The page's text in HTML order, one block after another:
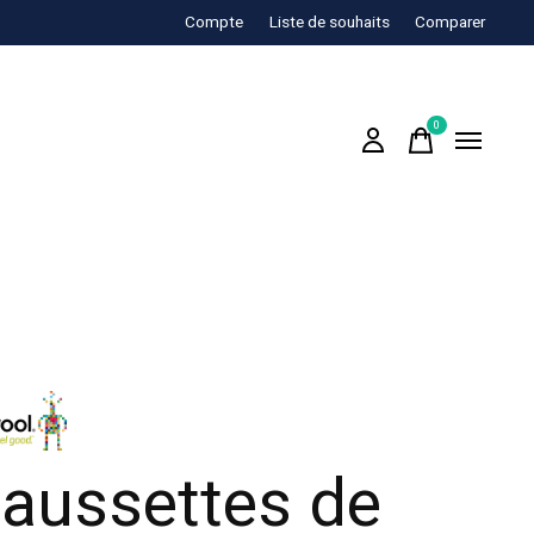
Compte Liste de souhaits Comparer
0items
de